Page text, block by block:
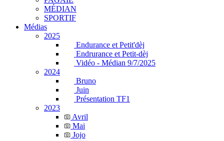
MÉDIAN
SPORTIF
Médias
2025
Endurance et Petit'dèj
Endrurance et Petit-dèj
Vidéo - Médian 9/7/2025
2024
Bruno
Juin
Présentation TF1
2023
Avril
Mai
Jojo